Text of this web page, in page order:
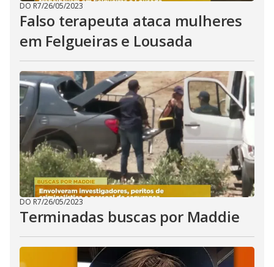
DO R7/26/05/2023
Falso terapeuta ataca mulheres
em Felgueiras e Lousada
DO R7/26/05/2023
Terminadas buscas por Maddie